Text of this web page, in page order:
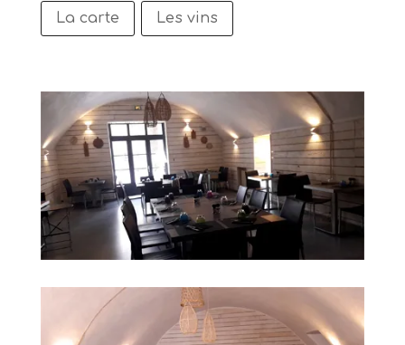
La carte Les vins